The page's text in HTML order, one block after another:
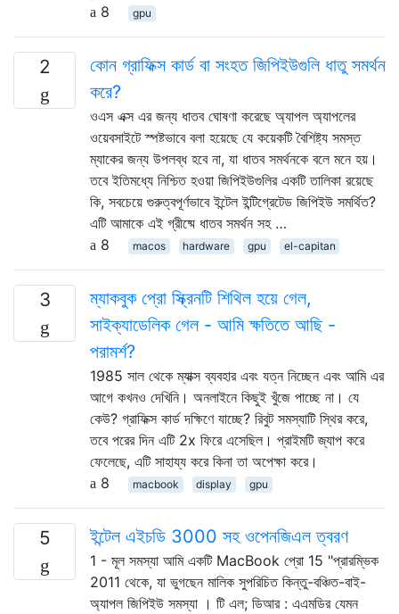
8
gpu
2
কোন গ্রাফিক্স কার্ড বা সংহত জিপিইউগুলি ধাতু সমর্থন
করে?
ওএস এক্স এর জন্য ধাতব ঘোষণা করেছে অ্যাপল অ্যাপলের
ওয়েবসাইটে স্পষ্টভাবে বলা হয়েছে যে কয়েকটি বৈশিষ্ট্য সমস্ত
ম্যাকের জন্য উপলব্ধ হবে না, যা ধাতব সমর্থনকে বলে মনে হয়।
তবে ইতিমধ্যে নিশ্চিত হওয়া জিপিইউগুলির একটি তালিকা রয়েছে
কি, সবচেয়ে গুরুত্বপূর্ণভাবে ইন্টেল ইন্টিগ্রেটেড জিপিইউ সমর্থিত?
এটি আমাকে এই গ্রীষ্মে ধাতব সমর্থন সহ …
8
macos hardware gpu el-capitan
3
ম্যাকবুক প্রো স্ক্রিনটি শিথিল হয়ে গেল,
সাইক্যাডেলিক গেল - আমি ক্ষতিতে আছি -
পরামর্শ?
1985 সাল থেকে ম্যাক্স ব্যবহার এবং যত্ন নিচ্ছেন এবং আমি এর
আগে কখনও দেখিনি। অনলাইনে কিছুই খুঁজে পাচ্ছে না। যে
কেউ? গ্রাফিক্স কার্ড দক্ষিণে যাচ্ছে? রিবুট সমস্যাটি স্থির করে,
তবে পরের দিন এটি 2x ফিরে এসেছিল। প্রাইমটি জ্যাপ করে
ফেলেছে, এটি সাহায্য করে কিনা তা অপেক্ষা করে।
8
macbook display gpu
5 ইন্টেল এইচডি 3000 সহ ওপেনজিএল ত্বরণ
1 - মূল সমস্যা আমি একটি MacBook প্রো 15 "প্রারম্ভিক
2011 থেকে, যা ভুগছেন মালিক সুপরিচিত কিন্তু-বঞ্চিত-বাই-
অ্যাপল জিপিইউ সমস্যা । টি এল; ডিআর : এএমডির যেমন